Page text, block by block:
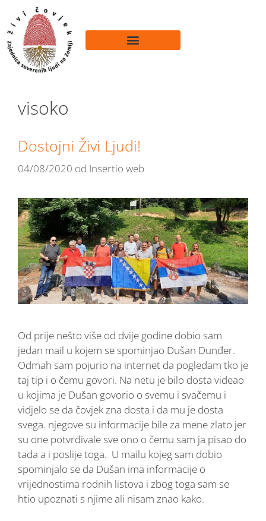
visoko
Dostojni Živi Ljudi!
04/08/2020 od Insertio web
Od prije nešto više od dvije godine dobio sam
jedan mail u kojem se spominjao Dušan Dunđer.
Odmah sam pojurio na internet da pogledam tko je
taj tip i o čemu govori. Na netu je bilo dosta videao
u kojima je Dušan govorio o svemu i svačemu i
vidjelo se da čovjek zna dosta i da mu je dosta
svega. njegove su informacije bile za mene zlato jer
su one potvrđivale sve ono o čemu sam ja pisao do
tada a i poslije toga. U mailu kojeg sam dobio
spominjalo se da Dušan ima informacije o
vrijednostima rodnih listova i zbog toga sam se
htio upoznati s njime ali nisam znao kako.